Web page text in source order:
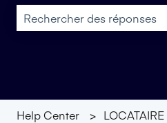
Il n'y a aucune suggestion
Help Center LOCATAIRE